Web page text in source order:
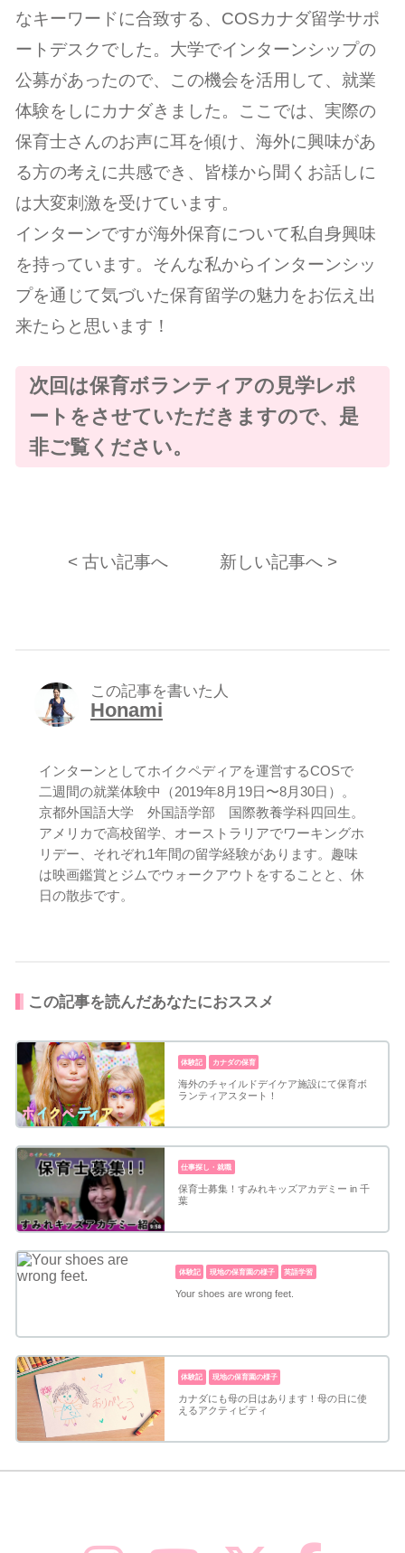
なキーワードに合致する、COSカナダ留学サポ
ートデスクでした。大学でインターンシップの
公募があったので、この機会を活用して、就業
体験をしにカナダきました。ここでは、実際の
保育士さんのお声に耳を傾け、海外に興味があ
る方の考えに共感でき、皆様から聞くお話しに
は大変刺激を受けています。
インターンですが海外保育について私自身興味
を持っています。そんな私からインターンシッ
プを通じて気づいた保育留学の魅力をお伝え出
来たらと思います！
次回は保育ボランティアの見学レポ
ートをさせていただきますので、是
非ご覧ください。
< 古い記事へ 新しい記事へ >
この記事を書いた人
Honami
インターンとしてホイクペディアを運営するCOSで
二週間の就業体験中（2019年8月19日〜8月30日）。
京都外国語大学 外国語学部 国際教養学科四回生。
アメリカで高校留学、オーストラリアでワーキングホ
リデー、それぞれ1年間の留学経験があります。趣味
は映画鑑賞とジムでウォークアウトをすることと、休
日の散歩です。
この記事を読んだあなたにおススメ
体験記 カナダの保育
海外のチャイルドデイケア施設にて保育ボ
ランティアスタート！
仕事探し・就職
保育士募集！すみれキッズアカデミー in 千
葉
体験記 現地の保育園の様子 英語学習
Your shoes are wrong feet.
体験記 現地の保育園の様子
カナダにも母の日はあります！母の日に使
えるアクティビティ